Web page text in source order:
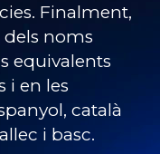
Finalment,
noms
equivalents
i en les
català
i basc.